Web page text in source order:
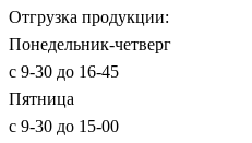
Отгрузка продукции:
Понедельник-четверг
с 9-30 до 16-45
Пятница
с 9-30 до 15-00